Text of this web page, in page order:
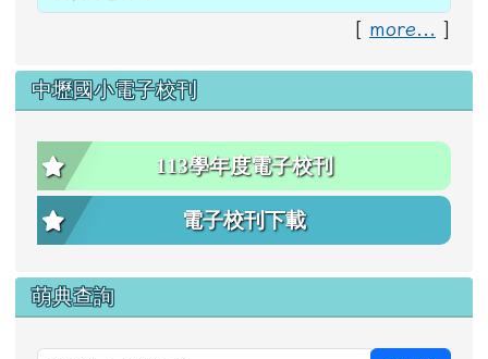
[ more... ]
中壢國小電子校刊
113學年度電子校刊
電子校刊下載
萌典查詢